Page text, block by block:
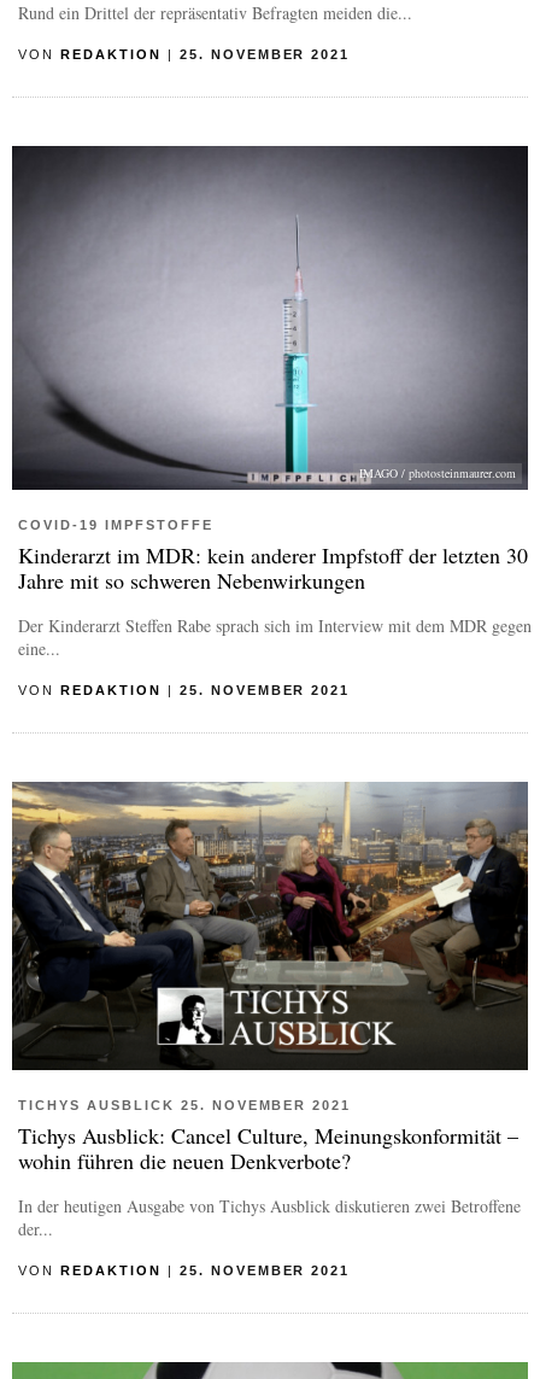
Rund ein Drittel der repräsentativ Befragten meiden die...
VON REDAKTION | 25. NOVEMBER 2021
IMAGO / photosteinmaurer.com
COVID-19 IMPFSTOFFE
Kinderarzt im MDR: kein anderer Impfstoff der letzten 30
Jahre mit so schweren Nebenwirkungen
Der Kinderarzt Steffen Rabe sprach sich im Interview mit dem MDR gegen
eine...
VON REDAKTION 25. NOVEMBER 2021
TICHYS AUSBLICK 25. NOVEMBER 2021
Tichys Ausblick: Cancel Culture, Meinungskonformität –
wohin führen die neuen Denkverbote?
In der heutigen Ausgabe von Tichys Ausblick diskutieren zwei Betroffene
der...
VON REDAKTION 25. NOVEMBER 2021